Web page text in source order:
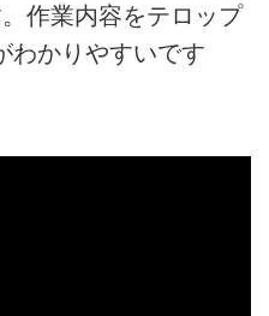
作業内容をテロップ
わかりやすいです